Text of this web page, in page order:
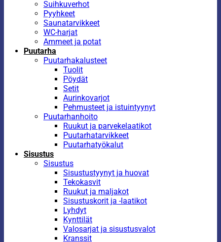
Suihkuverhot
Pyyhkeet
Saunatarvikkeet
WC-harjat
Ammeet ja potat
Puutarha
Puutarhakalusteet
Tuolit
Pöydät
Setit
Aurinkovarjot
Pehmusteet ja istuintyynyt
Puutarhanhoito
Ruukut ja parvekelaatikot
Puutarhatarvikkeet
Puutarhatyökalut
Sisustus
Sisustus
Sisustustyynyt ja huovat
Tekokasvit
Ruukut ja maljakot
Sisustuskorit ja -laatikot
Lyhdyt
Kynttilät
Valosarjat ja sisustusvalot
Kranssit